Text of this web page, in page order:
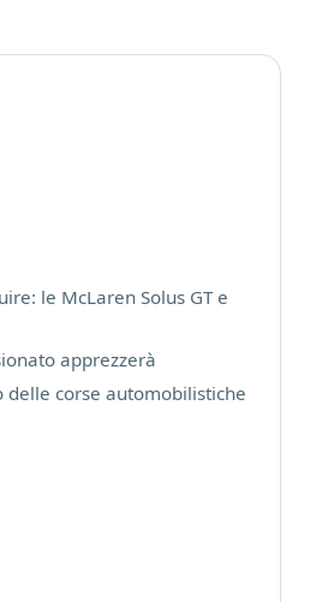
le McLaren Solus GT e
apprezzerà
corse automobilistiche